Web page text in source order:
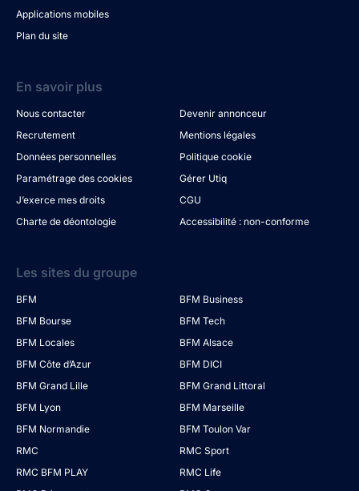
Applications mobiles
Plan du site
En savoir plus
Nous contacter
Devenir annonceur
Recrutement
Mentions légales
Données personnelles
Politique cookie
Paramétrage des cookies
Gérer Utiq
J’exerce mes droits
CGU
Charte de déontologie
Accessibilité : non-conforme
Les sites du groupe
BFM
BFM Business
BFM Bourse
BFM Tech
BFM Locales
BFM Alsace
BFM Côte d’Azur
BFM DICI
BFM Grand Lille
BFM Grand Littoral
BFM Lyon
BFM Marseille
BFM Normandie
BFM Toulon Var
RMC
RMC Sport
RMC BFM PLAY
RMC Life